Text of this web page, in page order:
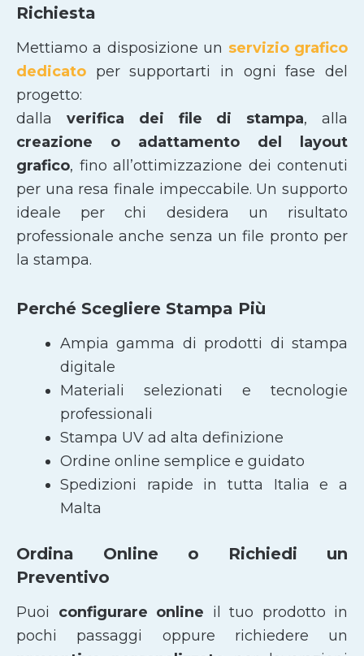
Richiesta
Mettiamo a disposizione un servizio grafico
dedicato per supportarti in ogni fase del
progetto:
dalla verifica dei file di stampa, alla
creazione o adattamento del layout
grafico, fino all’ottimizzazione dei contenuti
per una resa finale impeccabile. Un supporto
ideale per chi desidera un risultato
professionale anche senza un file pronto per
la stampa.
Perché Scegliere Stampa Più
Ampia gamma di prodotti di stampa
digitale
Materiali selezionati e tecnologie
professionali
Stampa UV ad alta definizione
Ordine online semplice e guidato
Spedizioni rapide in tutta Italia e a
Malta
Ordina Online o Richiedi un
Preventivo
Puoi configurare online il tuo prodotto in
pochi passaggi oppure richiedere un